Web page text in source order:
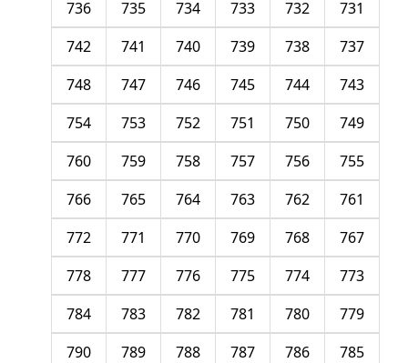
731
732
733
734
735
736
737
738
739
740
741
742
743
744
745
746
747
748
749
750
751
752
753
754
755
756
757
758
759
760
761
762
763
764
765
766
767
768
769
770
771
772
773
774
775
776
777
778
779
780
781
782
783
784
785
786
787
788
789
790